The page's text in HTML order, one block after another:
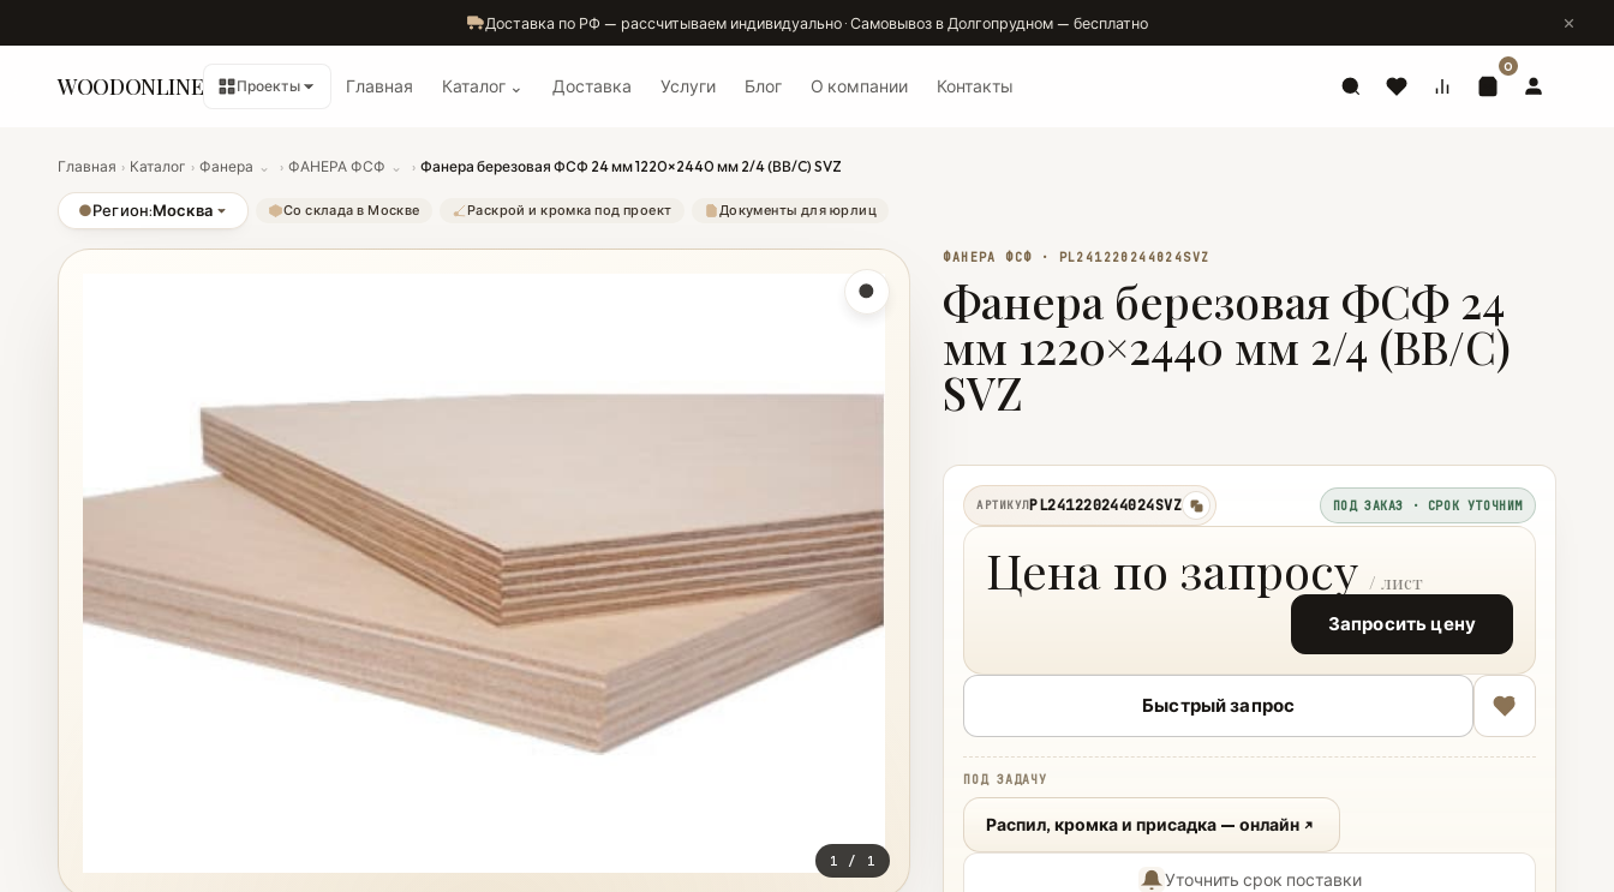
Доставка по РФ — рассчитываем индивидуально · Самовывоз в Долгопрудном — бесплатно
WOODONLINE Проекты Главная Каталог ⌄ Доставка Услуги Блог О компании Контакты
0
Главная › Каталог › Фанера ⌄ › ФАНЕРА ФСФ ⌄ › Фанера березовая ФСФ 24 мм 1220×2440 мм 2/4 (ВВ/C) SVZ
●Регион:Москва Со склада в Москве Раскрой и кромка под проект Документы для юрлиц
ФАНЕРА ФСФ · PL241220244024SVZ
Фанера березовая ФСФ 24
мм 1220×2440 мм 2/4 (ВВ/C)
SVZ
1 / 1
АРТИКУЛPL241220244024SVZ
копировать
ПОД ЗАКАЗ · СРОК УТОЧНИМ
Цена по запросу
Запросить цену
Быстрый запрос
ПОД ЗАДАЧУ
Распил, кромка и присадка — онлайн
Уточнить срок поставки